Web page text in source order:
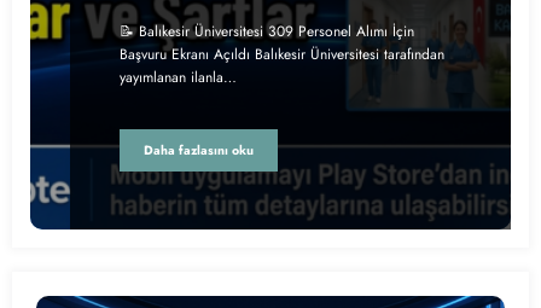
📝 Balıkesir Üniversitesi 309 Personel Alımı İçin
Başvuru Ekranı Açıldı Balıkesir Üniversitesi tarafından
yayımlanan ilanla…
Daha fazlasını oku